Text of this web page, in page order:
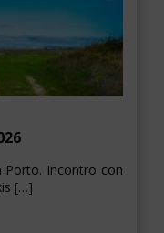
Porto. Incontro con
[…]